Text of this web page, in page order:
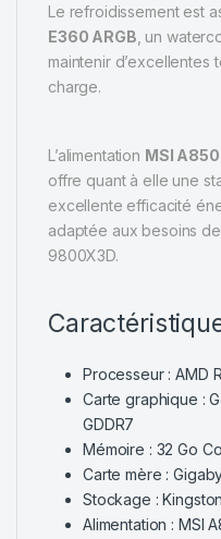
Le refroidissement est
E360 ARGB, un
maintenir d’excellentes
charge.
L’alimentation MSI
offre quant à elle une
excellente efficacité
adaptée aux besoins
9800X3D.
Processeur : AMD
Carte graphique :
GDDR7
Mémoire : 32 Go
Carte mère :
Stockage :
Alimentation : MSI